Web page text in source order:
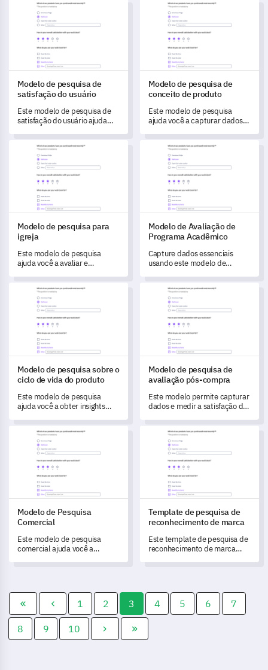
melhorias em seu local de
trabalho.
recursos do seu produto.
Modelo de pesquisa de satisfação do usuário
Modelo de pesquisa de
satisfação do usuário
Este modelo de pesquisa de
satisfação do usuário ajuda
experiências dos clientes e a
identificar áreas para melhoria
do serviço.
Modelo de pesquisa de
Modelo de pesquisa de
conceito de produto
Este modelo de pesquisa
ajuda você a capturar dados
experiências dos usuários com
seu conceito de produto.
Modelo de pesquisa para igreja
Modelo de pesquisa para
igreja
Este modelo de pesquisa
ajuda você a avaliar e
níveis de satisfação da sua
comunidade religiosa.
Modelo de Avaliação de
Modelo de Avaliação de
Programa Acadêmico
Capture dados essenciais
usando este modelo de
acadêmico, projetado para
medir a satisfação das partes
interessadas e identificar
áreas de melhoria.
Modelo de pesquisa sobre o ciclo de vida do produto
Modelo de pesquisa sobre o
ciclo de vida do produto
Este modelo de pesquisa
ajuda você a obter insights
de vida dos seus produtos,
transformando o feedback dos
usuários em dados valiosos.
Modelo de pesquisa de
Modelo de pesquisa de
avaliação pós-compra
Este modelo permite capturar
dados e medir a satisfação do
ajudando a identificar áreas
para melhoria.
Modelo de Pesquisa Comercial
Modelo de Pesquisa
Comercial
Este modelo de pesquisa
comercial ajuda você a
Template de pesquisa de
Template de pesquisa de
reconhecimento de marca
Este template de pesquisa de
reconhecimento de marca
marca.
1 2 3 4 5 6 7
8 9 10